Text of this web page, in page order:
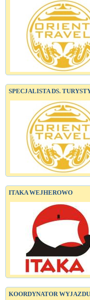
SPECJALISTA DS.
ITAKA WEJHEROWO
KOORDYNATOR